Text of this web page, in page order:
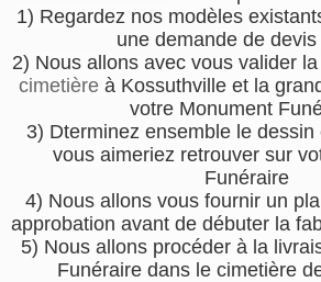
1) Regardez nos modèles
une demande de
2) Nous allons avec vous valider la
cimetièreà Kossuthville et la
votre Monument
3) Dterminez ensemble le
vous aimeriez retrouver sur
Funéraire
4) Nous allons vous fournir un
approbation avant de débuter la
5) Nous allons procéder à la
Funéraire dans le cimetière